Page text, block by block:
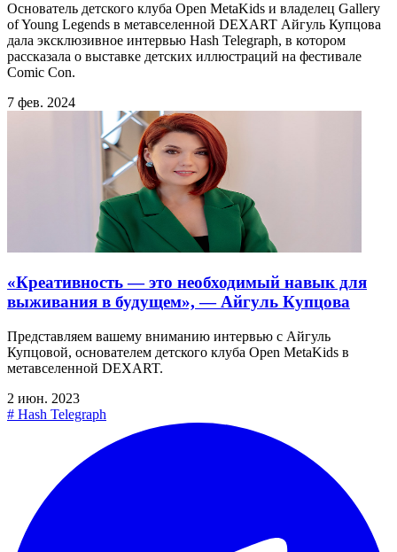
Основатель детского клуба Open MetaKids и владелец Gallery
of Young Legends в метавселенной DEXART Айгуль Купцова
дала эксклюзивное интервью Hash Telegraph, в котором
рассказала о выставке детских иллюстраций на фестивале
Comic Con.
7 фев. 2024
«Креативность — это необходимый навык для
выживания в будущем», — Айгуль Купцова
Представляем вашему вниманию интервью с Айгуль
Купцовой, основателем детского клуба Open MetaKids в
метавселенной DEXART.
2 июн. 2023
# Hash Telegraph